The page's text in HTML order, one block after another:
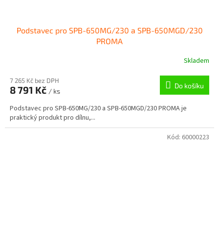
Podstavec pro SPB-650MG/230 a SPB-650MGD/230
PROMA
Skladem
7 265 Kč bez DPH
8 791 Kč / ks
Do košíku
Podstavec pro SPB-650MG/230 a SPB-650MGD/230 PROMA je
praktický produkt pro dílnu,...
Kód: 60000223